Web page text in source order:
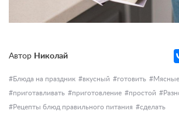
Автор Николай
Блюда на праздник вкусный готовить
приготавливать
приготовление простой
Рецепты блюд правильного питания
сделать